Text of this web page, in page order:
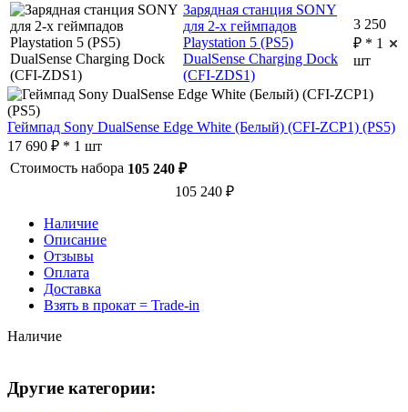
Зарядная станция SONY
для 2-х геймпадов
Playstation 5 (PS5)
DualSense Charging Dock
(CFI-ZDS1)
3 250
₽ * 1
шт
Геймпад Sony DualSense Edge White (Белый) (CFI-ZCP1) (PS5)
17 690 ₽ * 1 шт
Стоимость набора 105 240 ₽
105 240 ₽
Наличие
Описание
Отзывы
Оплата
Доставка
Взять в прокат = Trade-in
Наличие
Другие категории: